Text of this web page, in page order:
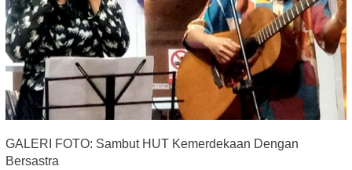
GALERI FOTO: Sambut HUT Kemerdekaan Dengan
Bersastra